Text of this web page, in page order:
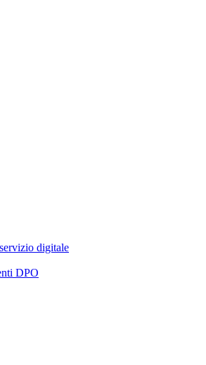
digitale
DPO